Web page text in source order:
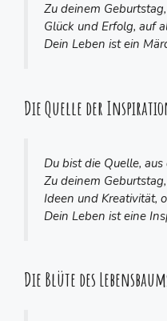
Zu deinem
Glück und Erfolg, auf
Dein Leben ist ein
Die Quelle der
Du bist die Quelle,
Zu deinem
Ideen und Kreativität,
Dein Leben ist eine
Die Blüte des